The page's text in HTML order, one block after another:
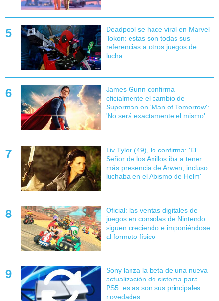
Deadpool se hace viral en Marvel
Tokon: estas son todas sus
referencias a otros juegos de
lucha
James Gunn confirma
oficialmente el cambio de
Superman en 'Man of Tomorrow':
'No será exactamente el mismo'
Liv Tyler (49), lo confirma: 'El
Señor de los Anillos iba a tener
más presencia de Arwen, incluso
luchaba en el Abismo de Helm'
Oficial: las ventas digitales de
juegos en consolas de Nintendo
siguen creciendo e imponiéndose
al formato físico
Sony lanza la beta de una nueva
actualización de sistema para
PS5: estas son sus principales
novedades